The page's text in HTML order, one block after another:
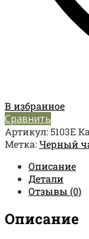
В избранное
Сравнить
Артикул:5103Е
Метка:Черный
Описание
Детали
Отзывы (0)
Описание